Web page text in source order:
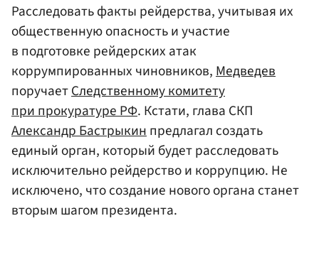
Расследовать факты рейдерства, учитывая их
общественную опасность и участие
в подготовке рейдерских атак
коррумпированных чиновников,Медведев
поручаетСледственному комитету
при прокуратуре РФ. Кстати, глава СКП
Александр Бастрыкинпредлагал создать
единый орган, который будет расследовать
исключительно рейдерство и коррупцию. Не
исключено, что создание нового органа станет
вторым шагом президента.